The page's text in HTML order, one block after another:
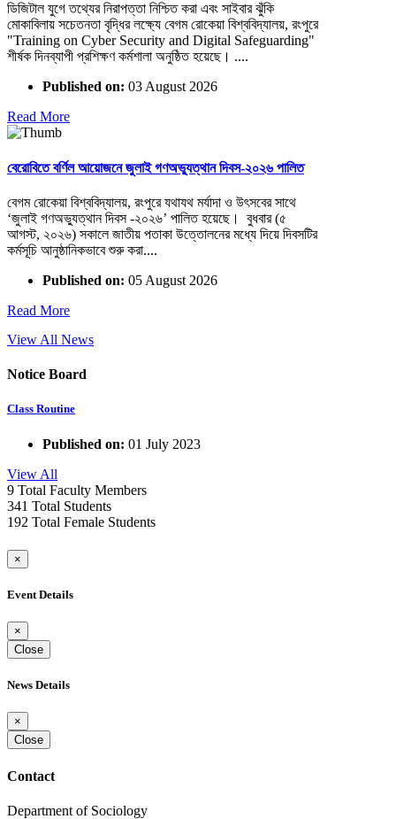
ডিজিটাল যুগে তথ্যের নিরাপত্তা নিশ্চিত করা এবং সাইবার ঝুঁকি
মোকাবিলায় সচেতনতা বৃদ্ধির লক্ষ্যে বেগম রোকেয়া বিশ্ববিদ্যালয়, রংপুরে
"Training on Cyber Security and Digital Safeguarding"
শীর্ষক দিনব্যাপী প্রশিক্ষণ কর্মশালা অনুষ্ঠিত হয়েছে। ....
Published on: 03 August 2026
Read More
বেরোবিতে বর্ণিল আয়োজনে জুলাই গণঅভ্যুত্থান দিবস-২০২৬ পালিত
বেগম রোকেয়া বিশ্ববিদ্যালয়, রংপুরে যথাযথ মর্যাদা ও উৎসবের সাথে
‘জুলাই গণঅভ্যুত্থান দিবস -২০২৬’ পালিত হয়েছে। বুধবার (৫
আগস্ট, ২০২৬) সকালে জাতীয় পতাকা উত্তোলনের মধ্যে দিয়ে দিবসটির
কর্মসূচি আনুষ্ঠানিকভাবে শুরু করা....
Published on: 05 August 2026
Read More
View All News
Notice Board
Class Routine
Published on: 01 July 2023
View All
9 Total Faculty Members
341 Total Students
192 Total Female Students
×
Event Details
×
Close
News Details
×
Close
Contact
Department of Sociology